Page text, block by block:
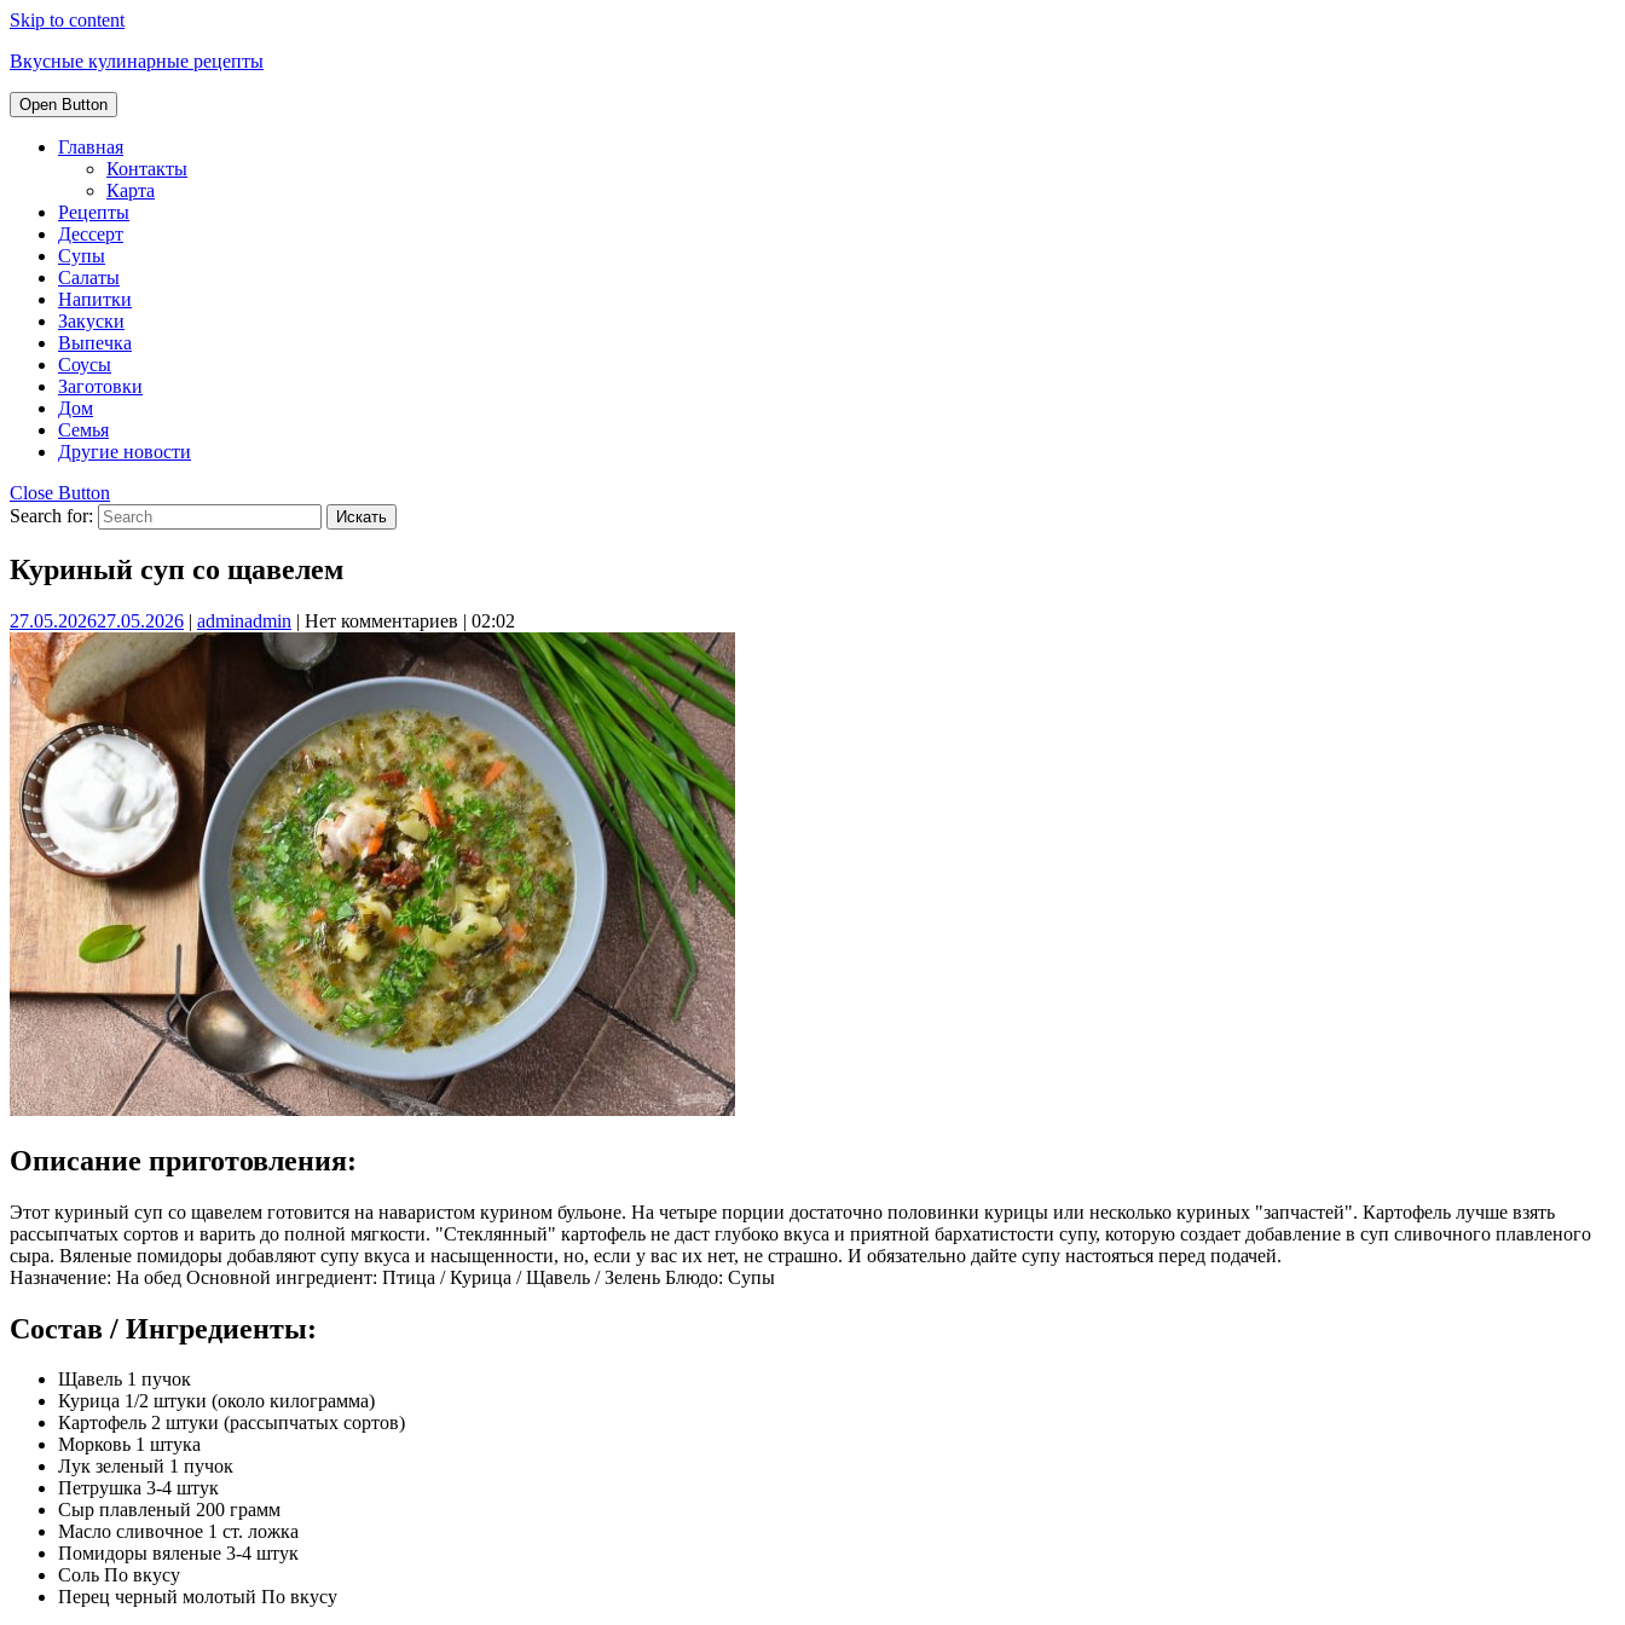
Skip to content
Вкусные кулинарные рецепты
Open Button
Главная
Контакты
Карта
Рецепты
Дессерт
Супы
Салаты
Напитки
Закуски
Выпечка
Соусы
Заготовки
Дом
Семья
Другие новости
Close Button
Search for:
Куриный суп со щавелем
27.05.202627.05.2026 | adminadmin | Нет комментариев | 02:02
Описание приготовления:
Этот куриный суп со щавелем готовится на наваристом курином бульоне. На четыре порции достаточно половинки курицы или несколько куриных "запчастей". Картофель лучше взять
рассыпчатых сортов и варить до полной мягкости. "Стеклянный" картофель не даст глубоко вкуса и приятной бархатистости супу, которую создает добавление в суп сливочного плавленого
сыра. Вяленые помидоры добавляют супу вкуса и насыщенности, но, если у вас их нет, не страшно. И обязательно дайте супу настояться перед подачей.
Назначение: На обед Основной ингредиент: Птица / Курица / Щавель / Зелень Блюдо: Супы
Состав / Ингредиенты:
Щавель 1 пучок
Курица 1/2 штуки (около килограмма)
Картофель 2 штуки (рассыпчатых сортов)
Морковь 1 штука
Лук зеленый 1 пучок
Петрушка 3-4 штук
Сыр плавленый 200 грамм
Масло сливочное 1 ст. ложка
Помидоры вяленые 3-4 штук
Соль По вкусу
Перец черный молотый По вкусу